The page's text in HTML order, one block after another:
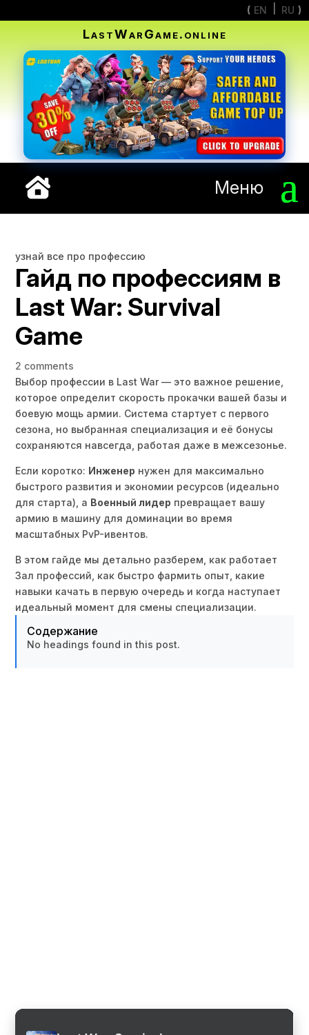
EN RU
LastWarGame.online
Меню
узнай все про профессию
Гайд по профессиям в
Last War: Survival
Game
2 comments
Выбор профессии в Last War — это важное решение,
которое определит скорость прокачки вашей базы и
боевую мощь армии. Система стартует с первого
сезона, но выбранная специализация и её бонусы
сохраняются навсегда, работая даже в межсезонье.
Если коротко: Инженер нужен для максимально
быстрого развития и экономии ресурсов (идеально
для старта), а Военный лидер превращает вашу
армию в машину для доминации во время
масштабных PvP-ивентов.
В этом гайде мы детально разберем, как работает
Зал профессий, как быстро фармить опыт, какие
навыки качать в первую очередь и когда наступает
идеальный момент для смены специализации.
Содержание
No headings found in this post.